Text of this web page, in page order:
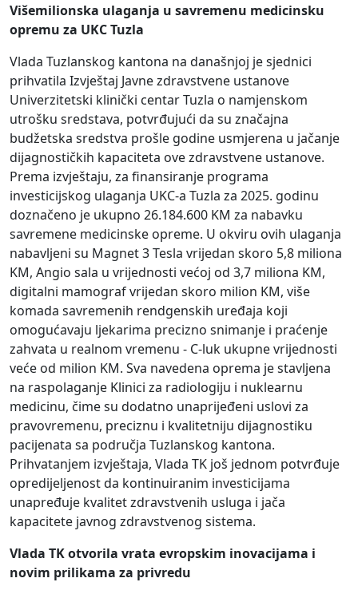
Višemilionska ulaganja u savremenu medicinsku
opremu za UKC Tuzla
Vlada Tuzlanskog kantona na današnjoj je sjednici
prihvatila Izvještaj Javne zdravstvene ustanove
Univerzitetski klinički centar Tuzla o namjenskom
utrošku sredstava, potvrđujući da su značajna
budžetska sredstva prošle godine usmjerena u jačanje
dijagnostičkih kapaciteta ove zdravstvene ustanove.
Prema izvještaju, za finansiranje programa
investicijskog ulaganja UKC-a Tuzla za 2025. godinu
doznačeno je ukupno 26.184.600 KM za nabavku
savremene medicinske opreme. U okviru ovih ulaganja
nabavljeni su Magnet 3 Tesla vrijedan skoro 5,8 miliona
KM, Angio sala u vrijednosti većoj od 3,7 miliona KM,
digitalni mamograf vrijedan skoro milion KM, više
komada savremenih rendgenskih uređaja koji
omogućavaju ljekarima precizno snimanje i praćenje
zahvata u realnom vremenu - C-luk ukupne vrijednosti
veće od milion KM. Sva navedena oprema je stavljena
na raspolaganje Klinici za radiologiju i nuklearnu
medicinu, čime su dodatno unaprijeđeni uslovi za
pravovremenu, preciznu i kvalitetniju dijagnostiku
pacijenata sa područja Tuzlanskog kantona.
Prihvatanjem izvještaja, Vlada TK još jednom potvrđuje
opredijeljenost da kontinuiranim investicijama
unapređuje kvalitet zdravstvenih usluga i jača
kapacitete javnog zdravstvenog sistema.
Vlada TK otvorila vrata evropskim inovacijama i
novim prilikama za privredu